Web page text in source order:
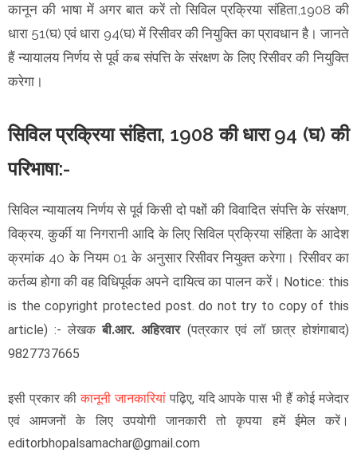
कानून की भाषा में अगर बात करें तो सिविल प्रक्रिया संहिता,1908 की
धारा 51(घ) एवं धारा 94(घ) में रिसीवर की नियुक्ति का प्रावधान है। जानते
हैं न्यायालय निर्णय से पूर्व कब संपत्ति के संरक्षण के लिए रिसीवर की नियुक्ति
करेगा।
सिविल प्रक्रिया संहिता, 1908 की धारा 94 (घ) की
परिभाषा:-
सिविल न्यायालय निर्णय से पूर्व किसी दो पक्षों की विवादित संपत्ति के संरक्षण,
विक्रय, कुर्की या निगरानी आदि के लिए सिविल प्रक्रिया संहिता के आदेश
क्रमांक 40 के नियम 01 के अनुसार रिसीवर नियुक्त करेगा। रिसीवर का
कर्तव्य होगा की वह विधिपूर्वक अपने दायित्व का पालन करें। Notice: this
is the copyright protected post. do not try to copy of this
article):- लेखक बी.आर. अहिरवार (पत्रकार एवं लॉ छात्र होशंगाबाद)
9827737665
इसी प्रकार कीकानूनी जानकारियांपढ़िए, यदि आपके पास भी हैं कोई मजेदार
एवं आमजनों के लिए उपयोगी जानकारी तो कृपया हमें ईमेल करें।
editorbhopalsamachar@gmail.com